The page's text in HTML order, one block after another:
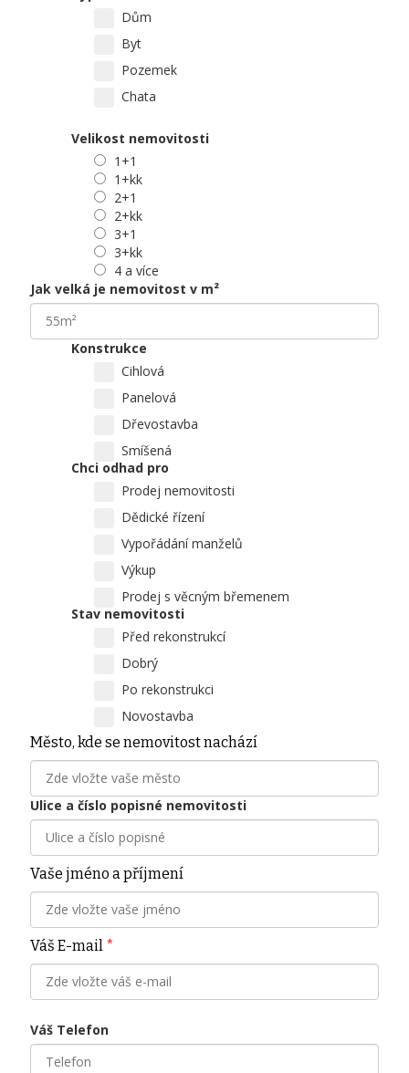
Dům
Byt
Pozemek
Chata
Velikost nemovitosti
1+1
1+kk
2+1
2+kk
3+1
3+kk
4 a více
Jak velká je nemovitost v m²
Konstrukce
Cihlová
Panelová
Dřevostavba
Smíšená
Chci odhad pro
Prodej nemovitosti
Dědické řízení
Vypořádání manželů
Výkup
Prodej s věcným břemenem
Stav nemovitosti
Před rekonstrukcí
Dobrý
Po rekonstrukci
Novostavba
Město, kde se nemovitost nachází
Ulice a číslo popisné nemovitosti
Vaše jméno a příjmení
Váš E-mail *
Váš Telefon